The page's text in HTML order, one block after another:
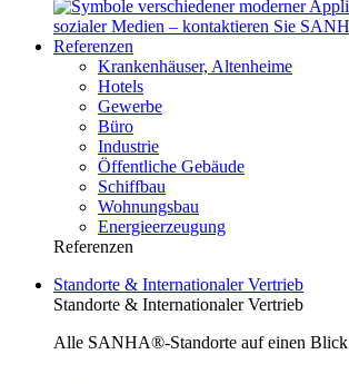
Referenzen
Krankenhäuser, Altenheime
Hotels
Gewerbe
Büro
Industrie
Öffentliche Gebäude
Schiffbau
Wohnungsbau
Energieerzeugung
Referenzen
Standorte & Internationaler Vertrieb
Standorte & Internationaler Vertrieb
Alle SANHA®-Standorte auf einen Blick